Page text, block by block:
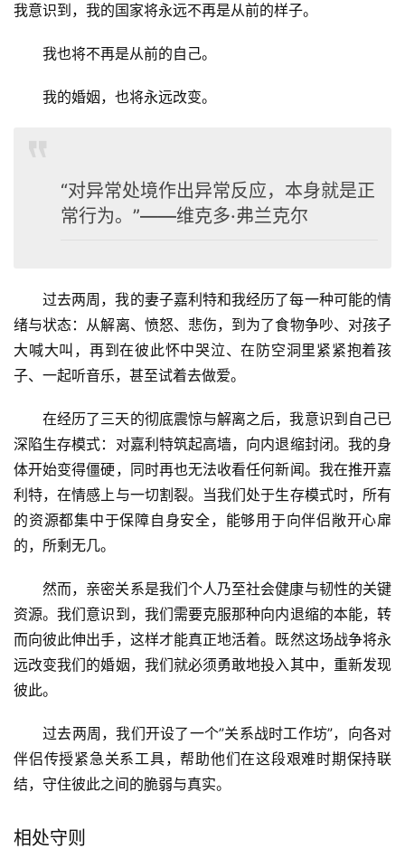
我意识到，我的国家将永远不再是从前的样子。
我也将不再是从前的自己。
我的婚姻，也将永远改变。
“对异常处境作出异常反应，本身就是正
常行为。”——维克多·弗兰克尔
过去两周，我的妻子嘉利特和我经历了每一种可能的情
绪与状态：从解离、愤怒、悲伤，到为了食物争吵、对孩子
大喊大叫，再到在彼此怀中哭泣、在防空洞里紧紧抱着孩
子、一起听音乐，甚至试着去做爱。
在经历了三天的彻底震惊与解离之后，我意识到自己已
深陷生存模式：对嘉利特筑起高墙，向内退缩封闭。我的身
体开始变得僵硬，同时再也无法收看任何新闻。我在推开嘉
利特，在情感上与一切割裂。当我们处于生存模式时，所有
的资源都集中于保障自身安全，能够用于向伴侣敞开心扉
的，所剩无几。
然而，亲密关系是我们个人乃至社会健康与韧性的关键
资源。我们意识到，我们需要克服那种向内退缩的本能，转
而向彼此伸出手，这样才能真正地活着。既然这场战争将永
远改变我们的婚姻，我们就必须勇敢地投入其中，重新发现
彼此。
过去两周，我们开设了一个”关系战时工作坊”，向各对
伴侣传授紧急关系工具，帮助他们在这段艰难时期保持联
结，守住彼此之间的脆弱与真实。
相处守则